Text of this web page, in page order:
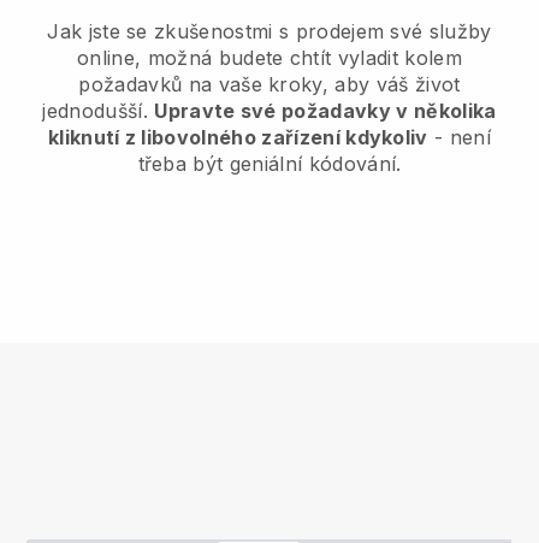
Jak jste se zkušenostmi s prodejem své služby
online, možná budete chtít vyladit kolem
požadavků na vaše kroky, aby váš život
jednodušší. Upravte své požadavky v několika
kliknutí z libovolného zařízení kdykoliv - není
třeba být geniální kódování.